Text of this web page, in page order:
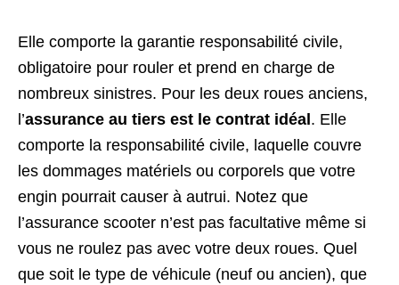
Elle comporte la garantie responsabilité civile,
obligatoire pour rouler et prend en charge de
nombreux sinistres. Pour les deux roues anciens,
l’assurance au tiers est le contrat idéal . Elle
comporte la responsabilité civile, laquelle couvre
les dommages matériels ou corporels que votre
engin pourrait causer à autrui. Notez que
l’assurance scooter n’est pas facultative même si
vous ne roulez pas avec votre deux roues. Quel
que soit le type de véhicule (neuf ou ancien), que